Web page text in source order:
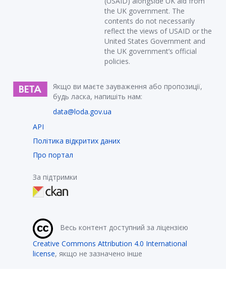
the UK government. The
contents do not necessarily
reflect the views of USAID or the
United States Government and
the UK government’s official
policies.
Якщо ви маєте зауваження або пропозиції,
будь ласка, напишіть нам:
data@loda.gov.ua
API
Політика відкритих даних
Про портал
За підтримки
Весь контент доступний за ліцензією
Creative Commons Attribution 4.0 International
license, якщо не зазначено інше